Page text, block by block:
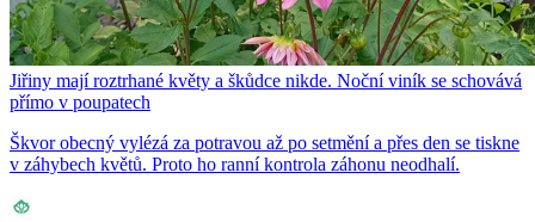
Jiřiny mají roztrhané květy a škůdce nikde. Noční viník se schovává
přímo v poupatech
Škvor obecný vylézá za potravou až po setmění a přes den se tiskne
v záhybech květů. Proto ho ranní kontrola záhonu neodhalí.